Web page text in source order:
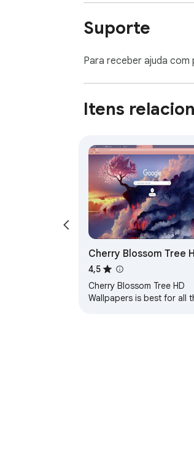
Suporte
Para receber ajuda
Itens
Cherry Blossom Tree
Wallpapers Theme
4,5
Cherry Blossom Tree HD
Wallpapers is best for all